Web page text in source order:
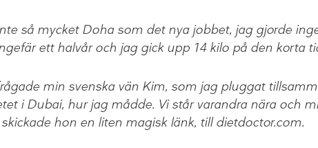
så mycket Doha som det nya jobbet, jag gjorde
ett halvår och jag gick upp 14 kilo på den korta
min svenska vän Kim, som jag pluggat
i Dubai, hur jag mådde. Vi står varandra nära och
hon en liten magisk länk, till dietdoctor.com.